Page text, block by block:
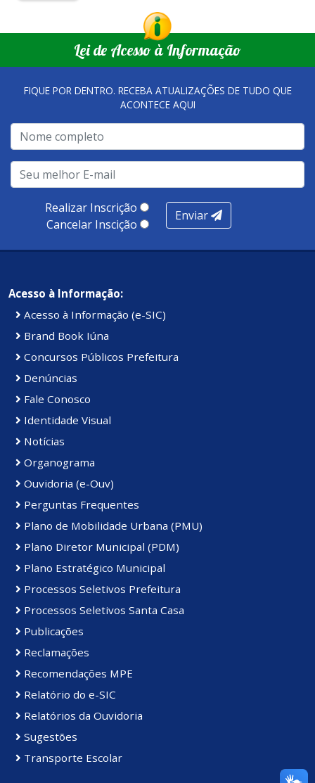
Lei de Acesso à Informação
FIQUE POR DENTRO. RECEBA ATUALIZAÇÕES DE TUDO QUE
ACONTECE AQUI
Realizar Inscrição
Cancelar Inscição
Enviar
Acesso à Informação:
Acesso à Informação (e-SIC)
Brand Book Iúna
Concursos Públicos Prefeitura
Denúncias
Fale Conosco
Identidade Visual
Notícias
Organograma
Ouvidoria (e-Ouv)
Perguntas Frequentes
Plano de Mobilidade Urbana (PMU)
Plano Diretor Municipal (PDM)
Plano Estratégico Municipal
Processos Seletivos Prefeitura
Processos Seletivos Santa Casa
Publicações
Reclamações
Recomendações MPE
Relatório do e-SIC
Relatórios da Ouvidoria
Sugestões
Transporte Escolar